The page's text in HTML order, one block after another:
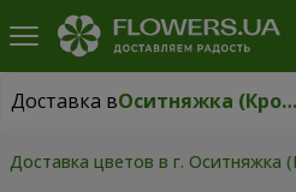
Доставка в Оситняжка (Кропивницкий р-н)
Доставка вОситняжка
Доставка цветов в г. Оситняжка